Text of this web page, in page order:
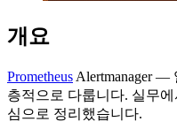
개요
Prometheus Alertmanager —
층적으로 다룹니다. 실무
심으로 정리했습니다.